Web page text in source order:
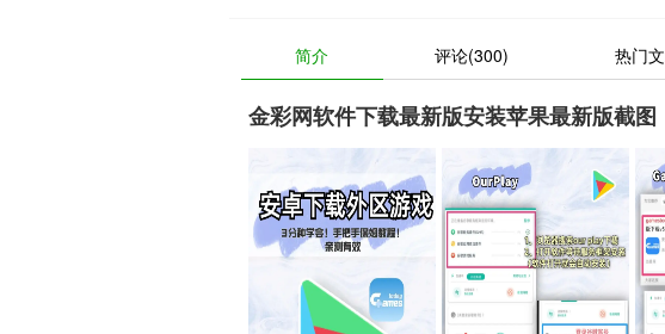
简介 评论(300) 热门
金彩网软件下载最新版安装苹果最新版截图